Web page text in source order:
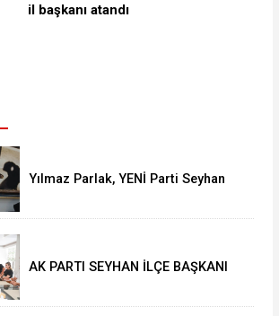
il başkanı atandı
Yılmaz Parlak, YENİ Parti Seyhan
AK PARTI SEYHAN İLÇE BAŞKANI